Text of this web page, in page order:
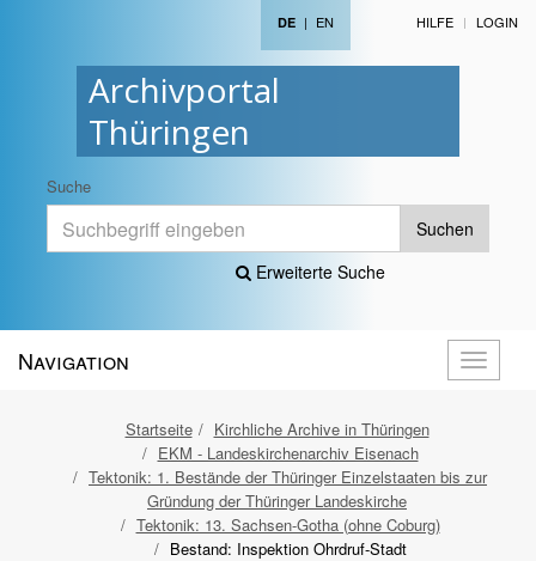
Archivportal
Thüringen
DE | EN HILFE LOGIN
Suche
Suchen
Erweiterte Suche
öffnen
Navigation
Startseite
Kirchliche Archive in Thüringen
EKM - Landeskirchenarchiv Eisenach
Tektonik: 1. Bestände der Thüringer Einzelstaaten bis zur
Gründung der Thüringer Landeskirche
Tektonik: 13. Sachsen-Gotha (ohne Coburg)
Bestand: Inspektion Ohrdruf-Stadt